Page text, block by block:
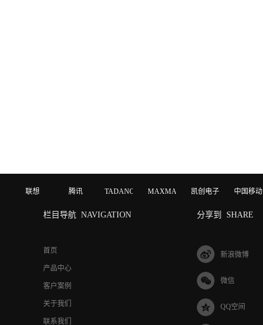
联想 腾讯 TADANO MAXMAGIC 凯创电子 中国移动
栏目导航 NAVIGATION
首页
产品中心
客户案例
关于我们
联系我们
分享到 SHARE
新浪微博
微信
QQ空间